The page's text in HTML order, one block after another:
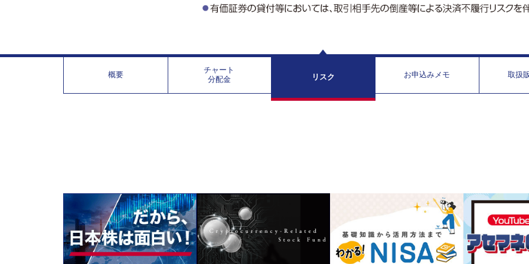
概要
チャート
分配金
リスク お申込みメモ 取扱